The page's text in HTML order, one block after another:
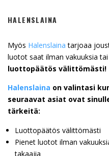
HALENSLAINA
Myös Halenslaina tarjoaa
luotot saat ilman vakuuksia
luottopäätös välittömästi!
Halenslaina on valintasi
seuraavat asiat ovat
tärkeitä:
Luottopäätös välittömästi
Pienet luotot ilman
takaajia